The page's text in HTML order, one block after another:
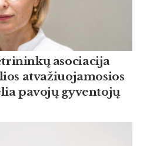
asociacija
atvažiuojamosios
pavojų gyventojų